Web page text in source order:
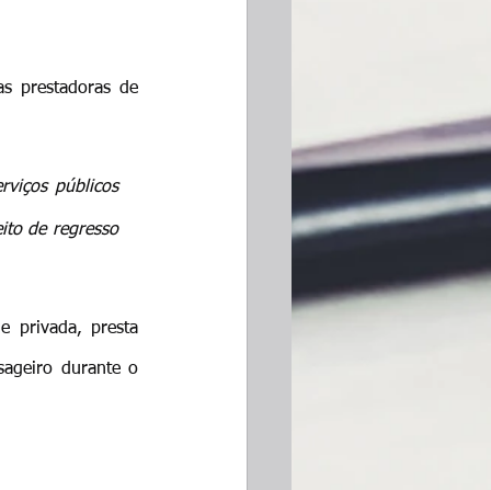
prestadoras de
públicos
de regresso
privada, presta
durante o